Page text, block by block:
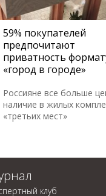
59% покупателей
предпочитают
приватность
«город в городе»
Россияне все больше
наличие в жилых
«третьих мест»
клуб